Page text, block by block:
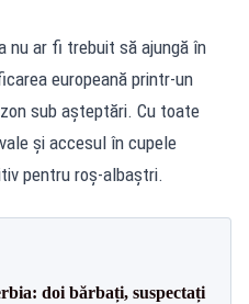
nu ar fi trebuit să ajungă în
europeană printr-un
sub aşteptări. Cu toate
şi accesul în cupele
pentru roş-albaştri.
doi bărbați, suspectați